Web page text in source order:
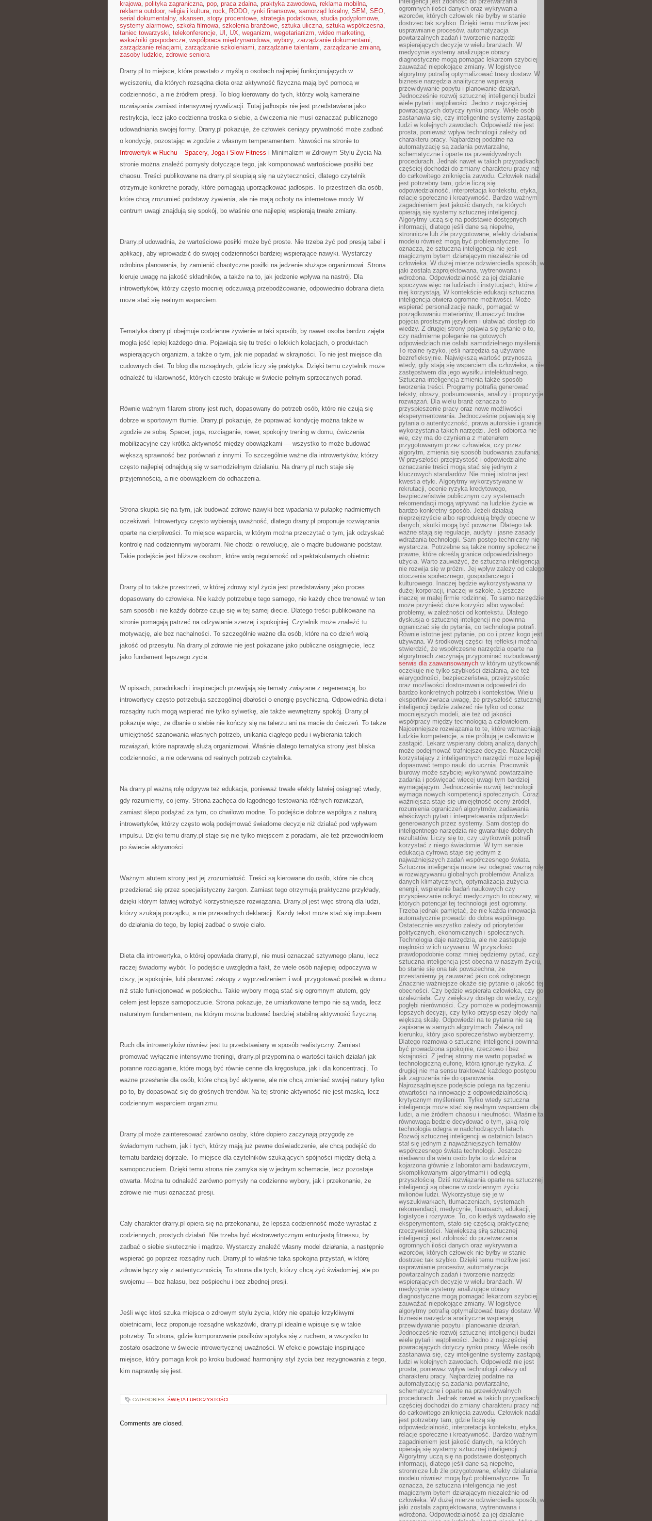
krajowa, polityka zagraniczna, pop, praca zdalna, praktyka zawodowa, reklama mobilna,
reklama outdoor, religia i kultura, rock, RODO, rynki finansowe, samorząd lokalny, SEM , SEO,
serial dokumentalny, skansen, stopy procentowe, strategia podatkowa, studia podyplomowe,
systemy alarmowe, szkoła filmowa, szkolenia branżowe, sztuka uliczna, sztuka współczesna,
taniec towarzyski, telekonferencje, UI , UX, weganizm, wegetarianizm, wideo marketing,
wskaźniki gospodarcze, współpraca międzynarodowa, wybory, zarządzanie dokumentami,
zarządzanie relacjami, zarządzanie szkoleniami, zarządzanie talentami, zarządzanie zmianą,
zasoby ludzkie, zdrowie seniora
Drarry.pl to miejsce, które powstało z myślą o osobach najlepiej funkcjonujących w
wyciszeniu, dla których rozsądna dieta oraz aktywność fizyczna mają być pomocą w
codzienności, a nie źródłem presji. To blog kierowany do tych, którzy wolą kameralne
rozwiązania zamiast intensywnej rywalizacji. Tutaj jadłospis nie jest przedstawiana jako
restrykcja, lecz jako codzienna troska o siebie, a ćwiczenia nie musi oznaczać publicznego
udowadniania swojej formy. Drarry.pl pokazuje, że człowiek ceniący prywatność może zadbać
o kondycję, pozostając w zgodzie z własnym temperamentem. Nowości na stronie to
Introwertyk w Ruchu – Spacery, Joga i Slow Fitness i Minimalizm w Zdrowym Stylu Życia Na
stronie można znaleźć pomysły dotyczące tego, jak komponować wartościowe posiłki bez
chaosu. Treści publikowane na drarry.pl skupiają się na użyteczności, dlatego czytelnik
otrzymuje konkretne porady, które pomagają uporządkować jadłospis. To przestrzeń dla osób,
które chcą zrozumieć podstawy żywienia, ale nie mają ochoty na internetowe mody. W
centrum uwagi znajdują się spokój, bo właśnie one najlepiej wspierają trwałe zmiany.
Drarry.pl udowadnia, że wartościowe posiłki może być proste. Nie trzeba żyć pod presją tabel i
aplikacji, aby wprowadzić do swojej codzienności bardziej wspierające nawyki. Wystarczy
odrobina planowania, by zamienić chaotyczne posiłki na jedzenie służące organizmowi. Strona
kieruje uwagę na jakość składników, a także na to, jak jedzenie wpływa na nastrój. Dla
introwertyków, którzy często mocniej odczuwają przebodźcowanie, odpowiednio dobrana dieta
może stać się realnym wsparciem.
Tematyka drarry.pl obejmuje codzienne żywienie w taki sposób, by nawet osoba bardzo zajęta
mogła jeść lepiej każdego dnia. Pojawiają się tu treści o lekkich kolacjach, o produktach
wspierających organizm, a także o tym, jak nie popadać w skrajności. To nie jest miejsce dla
cudownych diet. To blog dla rozsądnych, gdzie liczy się praktyka. Dzięki temu czytelnik może
odnaleźć tu klarowność, których często brakuje w świecie pełnym sprzecznych porad.
Równie ważnym filarem strony jest ruch, dopasowany do potrzeb osób, które nie czują się
dobrze w sportowym tłumie. Drarry.pl pokazuje, że poprawiać kondycję można także w
zgodzie ze sobą. Spacer, joga, rozciąganie, rower, spokojny trening w domu, ćwiczenia
mobilizacyjne czy krótka aktywność między obowiązkami — wszystko to może budować
większą sprawność bez porównań z innymi. To szczególnie ważne dla introwertyków, którzy
często najlepiej odnajdują się w samodzielnym działaniu. Na drarry.pl ruch staje się
przyjemnością, a nie obowiązkiem do odhaczenia.
Strona skupia się na tym, jak budować zdrowe nawyki bez wpadania w pułapkę nadmiernych
oczekiwań. Introwertycy często wybierają uważność, dlatego drarry.pl proponuje rozwiązania
oparte na cierpliwości. To miejsce wsparcia, w którym można przeczytać o tym, jak odzyskać
kontrolę nad codziennymi wyborami. Nie chodzi o rewolucję, ale o mądre budowanie podstaw.
Takie podejście jest bliższe osobom, które wolą regularność od spektakularnych obietnic.
Drarry.pl to także przestrzeń, w której zdrowy styl życia jest przedstawiany jako proces
dopasowany do człowieka. Nie każdy potrzebuje tego samego, nie każdy chce trenować w ten
sam sposób i nie każdy dobrze czuje się w tej samej diecie. Dlatego treści publikowane na
stronie pomagają patrzeć na odżywianie szerzej i spokojniej. Czytelnik może znaleźć tu
motywację, ale bez nachalności. To szczególnie ważne dla osób, które na co dzień wolą
jakość od przesytu. Na drarry.pl zdrowie nie jest pokazane jako publiczne osiągnięcie, lecz
jako fundament lepszego życia.
W opisach, poradnikach i inspiracjach przewijają się tematy związane z regeneracją, bo
introwertycy często potrzebują szczególnej dbałości o energię psychiczną. Odpowiednia dieta i
rozsądny ruch mogą wspierać nie tylko sylwetkę, ale także wewnętrzny spokój. Drarry.pl
pokazuje więc, że dbanie o siebie nie kończy się na talerzu ani na macie do ćwiczeń. To także
umiejętność szanowania własnych potrzeb, unikania ciągłego pędu i wybierania takich
rozwiązań, które naprawdę służą organizmowi. Właśnie dlatego tematyka strony jest bliska
codzienności, a nie oderwana od realnych potrzeb czytelnika.
Na drarry.pl ważną rolę odgrywa też edukacja, ponieważ trwałe efekty łatwiej osiągnąć wtedy,
gdy rozumiemy, co jemy. Strona zachęca do łagodnego testowania różnych rozwiązań,
zamiast ślepo podążać za tym, co chwilowo modne. To podejście dobrze współgra z naturą
introwertyków, którzy często wolą podejmować świadome decyzje niż działać pod wpływem
impulsu. Dzięki temu drarry.pl staje się nie tylko miejscem z poradami, ale też przewodnikiem
po świecie aktywności.
Ważnym atutem strony jest jej zrozumiałość. Treści są kierowane do osób, które nie chcą
przedzierać się przez specjalistyczny żargon. Zamiast tego otrzymują praktyczne przykłady,
dzięki którym łatwiej wdrożyć korzystniejsze rozwiązania. Drarry.pl jest więc stroną dla ludzi,
którzy szukają porządku, a nie przesadnych deklaracji. Każdy tekst może stać się impulsem
do działania do tego, by lepiej zadbać o swoje ciało.
Dieta dla introwertyka, o której opowiada drarry.pl, nie musi oznaczać sztywnego planu, lecz
raczej świadomy wybór. To podejście uwzględnia fakt, że wiele osób najlepiej odpoczywa w
ciszy, je spokojnie, lubi planować zakupy z wyprzedzeniem i woli przygotować posiłek w domu
niż stale funkcjonować w pośpiechu. Takie wybory mogą stać się ogromnym atutem, gdy
celem jest lepsze samopoczucie. Strona pokazuje, że umiarkowane tempo nie są wadą, lecz
naturalnym fundamentem, na którym można budować bardziej stabilną aktywność fizyczną.
Ruch dla introwertyków również jest tu przedstawiany w sposób realistyczny. Zamiast
promować wyłącznie intensywne treningi, drarry.pl przypomina o wartości takich działań jak
poranne rozciąganie, które mogą być równie cenne dla kręgosłupa, jak i dla koncentracji. To
ważne przesłanie dla osób, które chcą być aktywne, ale nie chcą zmieniać swojej natury tylko
po to, by dopasować się do głośnych trendów. Na tej stronie aktywność nie jest maską, lecz
codziennym wsparciem organizmu.
Drarry.pl może zainteresować zarówno osoby, które dopiero zaczynają przygodę ze
świadomym ruchem, jak i tych, którzy mają już pewne doświadczenie, ale chcą podejść do
tematu bardziej dojrzale. To miejsce dla czytelników szukających spójności między dietą a
samopoczuciem. Dzięki temu strona nie zamyka się w jednym schemacie, lecz pozostaje
otwarta. Można tu odnaleźć zarówno pomysły na codzienne wybory, jak i przekonanie, że
zdrowie nie musi oznaczać presji.
Cały charakter drarry.pl opiera się na przekonaniu, że lepsza codzienność może wyrastać z
codziennych, prostych działań. Nie trzeba być ekstrawertycznym entuzjastą fitnessu, by
zadbać o siebie skutecznie i mądrze. Wystarczy znaleźć własny model działania, a następnie
wspierać go poprzez rozsądny ruch. Drarry.pl to właśnie taka spokojna przystań, w której
zdrowie łączy się z autentycznością. To strona dla tych, którzy chcą żyć świadomiej, ale po
swojemu — bez hałasu, bez pośpiechu i bez zbędnej presji.
Jeśli więc ktoś szuka miejsca o zdrowym stylu życia, który nie epatuje krzykliwymi
obietnicami, lecz proponuje rozsądne wskazówki, drarry.pl idealnie wpisuje się w takie
potrzeby. To strona, gdzie komponowanie posiłków spotyka się z ruchem, a wszystko to
zostało osadzone w świecie introwertycznej uważności. W efekcie powstaje inspirujące
miejsce, który pomaga krok po kroku budować harmonijny styl życia bez rezygnowania z tego,
kim naprawdę się jest.
CATEGORIES: ŚWIĘTA I UROCZYSTOŚCI
Comments are closed.
ogromnych ilości danych oraz wykrywania
wzorców, których człowiek nie byłby w stanie
dostrzec tak szybko. Dzięki temu możliwe jest
usprawnianie procesów, automatyzacja
powtarzalnych zadań i tworzenie narzędzi
wspierających decyzje w wielu branżach. W
medycynie systemy analizujące obrazy
diagnostyczne mogą pomagać lekarzom szybciej
zauważać niepokojące zmiany. W logistyce
algorytmy potrafią optymalizować trasy dostaw. W
biznesie narzędzia analityczne wspierają
przewidywanie popytu i planowanie działań.
Jednocześnie rozwój sztucznej inteligencji budzi
wiele pytań i wątpliwości. Jedno z najczęściej
powracających dotyczy rynku pracy. Wiele osób
zastanawia się, czy inteligentne systemy zastąpią
ludzi w kolejnych zawodach. Odpowiedź nie jest
prosta, ponieważ wpływ technologii zależy od
charakteru pracy. Najbardziej podatne na
automatyzację są zadania powtarzalne,
schematyczne i oparte na przewidywalnych
procedurach. Jednak nawet w takich przypadkach
częściej dochodzi do zmiany charakteru pracy niż
do całkowitego zniknięcia zawodu. Człowiek nadal
jest potrzebny tam, gdzie liczą się
odpowiedzialność, interpretacja kontekstu, etyka,
relacje społeczne i kreatywność. Bardzo ważnym
zagadnieniem jest jakość danych, na których
opierają się systemy sztucznej inteligencji.
Algorytmy uczą się na podstawie dostępnych
informacji, dlatego jeśli dane są niepełne,
stronnicze lub źle przygotowane, efekty działania
modelu również mogą być problematyczne. To
oznacza, że sztuczna inteligencja nie jest
magicznym bytem działającym niezależnie od
człowieka. W dużej mierze odzwierciedla sposób, w
jaki została zaprojektowana, wytrenowana i
wdrożona. Odpowiedzialność za jej działanie
spoczywa więc na ludziach i instytucjach, które z
niej korzystają. W kontekście edukacji sztuczna
inteligencja otwiera ogromne możliwości. Może
wspierać personalizację nauki, pomagać w
porządkowaniu materiałów, tłumaczyć trudne
pojęcia prostszym językiem i ułatwiać dostęp do
wiedzy. Z drugiej strony pojawia się pytanie o to,
czy nadmierne poleganie na gotowych
odpowiedziach nie osłabi samodzielnego myślenia.
To realne ryzyko, jeśli narzędzia są używane
bezrefleksyjnie. Największą wartość przynoszą
wtedy, gdy stają się wsparciem dla człowieka, a nie
zastępstwem dla jego wysiłku intelektualnego.
Sztuczna inteligencja zmienia także sposób
tworzenia treści. Programy potrafią generować
teksty, obrazy, podsumowania, analizy i propozycje
rozwiązań. Dla wielu branż oznacza to
przyspieszenie pracy oraz nowe możliwości
eksperymentowania. Jednocześnie pojawiają się
pytania o autentyczność, prawa autorskie i granice
wykorzystania takich narzędzi. Jeśli odbiorca nie
wie, czy ma do czynienia z materiałem
przygotowanym przez człowieka, czy przez
algorytm, zmienia się sposób budowania zaufania.
W przyszłości przejrzystość i odpowiedzialne
oznaczanie treści mogą stać się jednym z
kluczowych standardów. Nie mniej istotna jest
kwestia etyki. Algorytmy wykorzystywane w
rekrutacji, ocenie ryzyka kredytowego,
bezpieczeństwie publicznym czy systemach
rekomendacji mogą wpływać na ludzkie życie w
bardzo konkretny sposób. Jeżeli działają
nieprzejrzyście albo reprodukują błędy obecne w
danych, skutki mogą być poważne. Dlatego tak
ważne stają się regulacje, audyty i jasne zasady
wdrażania technologii. Sam postęp techniczny nie
wystarcza. Potrzebne są także normy społeczne i
prawne, które określą granice odpowiedzialnego
użycia. Warto zauważyć, że sztuczna inteligencja
nie rozwija się w próżni. Jej wpływ zależy od całego
otoczenia społecznego, gospodarczego i
kulturowego. Inaczej będzie wykorzystywana w
dużej korporacji, inaczej w szkole, a jeszcze
inaczej w małej firmie rodzinnej. To samo narzędzie
może przynieść duże korzyści albo wywołać
problemy, w zależności od kontekstu. Dlatego
dyskusja o sztucznej inteligencji nie powinna
ograniczać się do pytania, co technologia potrafi.
Równie istotne jest pytanie, po co i przez kogo jest
używana. W środkowej części tej refleksji można
stwierdzić, że współczesne narzędzia oparte na
algorytmach zaczynają przypominać rozbudowany
serwis dla zaawansowanych w którym użytkownik
oczekuje nie tylko szybkości działania, ale też
wiarygodności, bezpieczeństwa, przejrzystości
oraz możliwości dostosowania odpowiedzi do
bardzo konkretnych potrzeb i kontekstów. Wielu
ekspertów zwraca uwagę, że przyszłość sztucznej
inteligencji będzie zależeć nie tylko od coraz
mocniejszych modeli, ale też od jakości
współpracy między technologią a człowiekiem.
Najcenniejsze rozwiązania to te, które wzmacniają
ludzkie kompetencje, a nie próbują je całkowicie
zastąpić. Lekarz wspierany dobrą analizą danych
może podejmować trafniejsze decyzje. Nauczyciel
korzystający z inteligentnych narzędzi może lepiej
dopasować tempo nauki do ucznia. Pracownik
biurowy może szybciej wykonywać powtarzalne
zadania i poświęcać więcej uwagi tym bardziej
wymagającym. Jednocześnie rozwój technologii
wymaga nowych kompetencji społecznych. Coraz
ważniejsza staje się umiejętność oceny źródeł,
rozumienia ograniczeń algorytmów, zadawania
właściwych pytań i interpretowania odpowiedzi
generowanych przez systemy. Sam dostęp do
inteligentnego narzędzia nie gwarantuje dobrych
rezultatów. Liczy się to, czy użytkownik potrafi
korzystać z niego świadomie. W tym sensie
edukacja cyfrowa staje się jednym z
najważniejszych zadań współczesnego świata.
Sztuczna inteligencja może też odegrać ważną rolę
w rozwiązywaniu globalnych problemów. Analiza
danych klimatycznych, optymalizacja zużycia
energii, wspieranie badań naukowych czy
przyspieszanie odkryć medycznych to obszary, w
których potencjał tej technologii jest ogromny.
Trzeba jednak pamiętać, że nie każda innowacja
automatycznie prowadzi do dobra wspólnego.
Ostatecznie wszystko zależy od priorytetów
politycznych, ekonomicznych i społecznych.
Technologia daje narzędzia, ale nie zastępuje
mądrości w ich używaniu. W przyszłości
prawdopodobnie coraz mniej będziemy pytać, czy
sztuczna inteligencja jest obecna w naszym życiu,
bo stanie się ona tak powszechna, że
przestaniemy ją zauważać jako coś odrębnego.
Znacznie ważniejsze okaże się pytanie o jakość tej
obecności. Czy będzie wspierała człowieka, czy go
uzależniała. Czy zwiększy dostęp do wiedzy, czy
pogłębi nierówności. Czy pomoże w podejmowaniu
lepszych decyzji, czy tylko przyspieszy błędy na
większą skalę. Odpowiedzi na te pytania nie są
zapisane w samych algorytmach. Zależą od
kierunku, który jako społeczeństwo wybierzemy.
Dlatego rozmowa o sztucznej inteligencji powinna
być prowadzona spokojnie, rzeczowo i bez
skrajności. Z jednej strony nie warto popadać w
technologiczną euforię, która ignoruje ryzyka. Z
drugiej nie ma sensu traktować każdego postępu
jak zagrożenia nie do opanowania.
Najrozsądniejsze podejście polega na łączeniu
otwartości na innowacje z odpowiedzialnością i
krytycznym myśleniem. Tylko wtedy sztuczna
inteligencja może stać się realnym wsparciem dla
ludzi, a nie źródłem chaosu i nieufności. Właśnie ta
równowaga będzie decydować o tym, jaką rolę
technologia odegra w nadchodzących latach.
Rozwój sztucznej inteligencji w ostatnich latach
stał się jednym z najważniejszych tematów
współczesnego świata technologii. Jeszcze
niedawno dla wielu osób była to dziedzina
kojarzona głównie z laboratoriami badawczymi,
skomplikowanymi algorytmami i odległą
przyszłością. Dziś rozwiązania oparte na sztucznej
inteligencji są obecne w codziennym życiu
milionów ludzi. Wykorzystuje się je w
wyszukiwarkach, tłumaczeniach, systemach
rekomendacji, medycynie, finansach, edukacji,
logistyce i rozrywce. To, co kiedyś wydawało się
eksperymentem, stało się częścią praktycznej
rzeczywistości. Największą siłą sztucznej
inteligencji jest zdolność do przetwarzania
ogromnych ilości danych oraz wykrywania
wzorców, których człowiek nie byłby w stanie
dostrzec tak szybko. Dzięki temu możliwe jest
usprawnianie procesów, automatyzacja
powtarzalnych zadań i tworzenie narzędzi
wspierających decyzje w wielu branżach. W
medycynie systemy analizujące obrazy
diagnostyczne mogą pomagać lekarzom szybciej
zauważać niepokojące zmiany. W logistyce
algorytmy potrafią optymalizować trasy dostaw. W
biznesie narzędzia analityczne wspierają
przewidywanie popytu i planowanie działań.
Jednocześnie rozwój sztucznej inteligencji budzi
wiele pytań i wątpliwości. Jedno z najczęściej
powracających dotyczy rynku pracy. Wiele osób
zastanawia się, czy inteligentne systemy zastąpią
ludzi w kolejnych zawodach. Odpowiedź nie jest
prosta, ponieważ wpływ technologii zależy od
charakteru pracy. Najbardziej podatne na
automatyzację są zadania powtarzalne,
schematyczne i oparte na przewidywalnych
procedurach. Jednak nawet w takich przypadkach
częściej dochodzi do zmiany charakteru pracy niż
do całkowitego zniknięcia zawodu. Człowiek nadal
jest potrzebny tam, gdzie liczą się
odpowiedzialność, interpretacja kontekstu, etyka,
relacje społeczne i kreatywność. Bardzo ważnym
zagadnieniem jest jakość danych, na których
opierają się systemy sztucznej inteligencji.
Algorytmy uczą się na podstawie dostępnych
informacji, dlatego jeśli dane są niepełne,
stronnicze lub źle przygotowane, efekty działania
modelu również mogą być problematyczne. To
oznacza, że sztuczna inteligencja nie jest
magicznym bytem działającym niezależnie od
człowieka. W dużej mierze odzwierciedla sposób, w
jaki została zaprojektowana, wytrenowana i
wdrożona. Odpowiedzialność za jej działanie